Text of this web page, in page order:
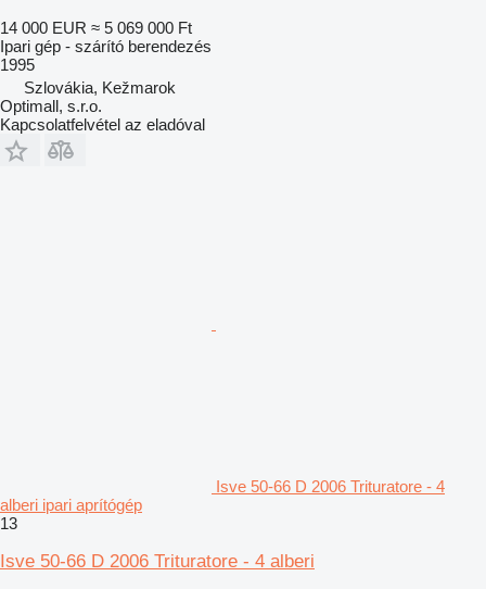
14 000 EUR ≈ 5 069 000 Ft
Ipari gép - szárító berendezés
1995
Szlovákia, Kežmarok
Optimall, s.r.o.
Kapcsolatfelvétel az eladóval
Isve 50-66 D 2006 Trituratore - 4
alberi ipari aprítógép
13
Isve 50-66 D 2006 Trituratore - 4 alberi